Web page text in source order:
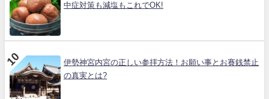
中症対策も減塩もこれでOK!
伊勢神宮内宮の正しい参拝方法！お願い事とお賽銭禁止
の真実とは?